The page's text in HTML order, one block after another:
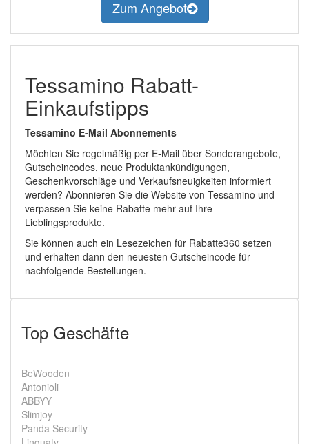
Zum Angebot
Tessamino Rabatt-
Einkaufstipps
Tessamino E-Mail Abonnements
Möchten Sie regelmäßig per E-Mail über Sonderangebote,
Gutscheincodes, neue Produktankündigungen,
Geschenkvorschläge und Verkaufsneuigkeiten informiert
werden? Abonnieren Sie die Website von Tessamino und
verpassen Sie keine Rabatte mehr auf Ihre
Lieblingsprodukte.
Sie können auch ein Lesezeichen für Rabatte360 setzen
und erhalten dann den neuesten Gutscheincode für
nachfolgende Bestellungen.
Top Geschäfte
BeWooden
Antonioli
ABBYY
Slimjoy
Panda Security